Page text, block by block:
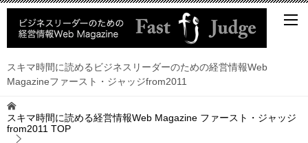
スキマ時間に読めるビジネスリーダーのための経営情報Web
Magazineファースト・ジャッジfrom2011
スキマ時間に読める経営情報Web Magazine ファースト・ジャッジ
from2011 TOP